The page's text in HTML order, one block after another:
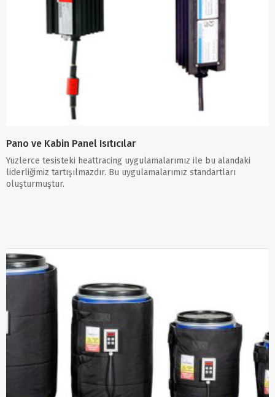
Pano ve Kabin Panel Isıtıcılar
Yüzlerce tesisteki heattracing uygulamalarımız ile bu alandaki
liderliğimiz tartışılmazdır. Bu uygulamalarımız standartları
oluşturmuştur.